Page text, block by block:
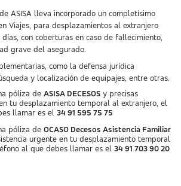
ASISA lleva incorporado un completísimo
Viajes, para desplazamientos al extranjero
con coberturas en caso de fallecimiento,
grave del asegurado.
como la defensa jurídica
y localización de equipajes, entre otras.
póliza de ASISA DECESOS y precisas
tu desplazamiento temporal al extranjero, el
llamar es el 34 91 595 75 75
póliza de OCASO Decesos Asistencia Familiar
urgente en tu desplazamiento temporal
al que debes llamar es el 34 91 703 90 20